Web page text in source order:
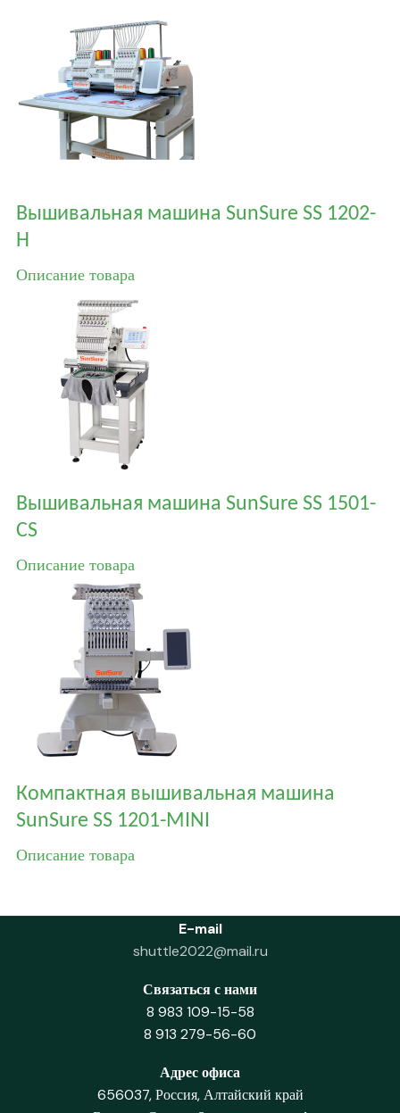
Вышивальная машина SunSure SS 1202-
H
Описание товара
Вышивальная машина SunSure SS 1501-
CS
Описание товара
Компактная вышивальная машина
SunSure SS 1201-MINI
Описание товара
E-mail
shuttle2022@mail.ru
Связаться с нами
8 983 109-15-58
8 913 279-56-60
Адрес офиса
656037, Россия, Алтайский край